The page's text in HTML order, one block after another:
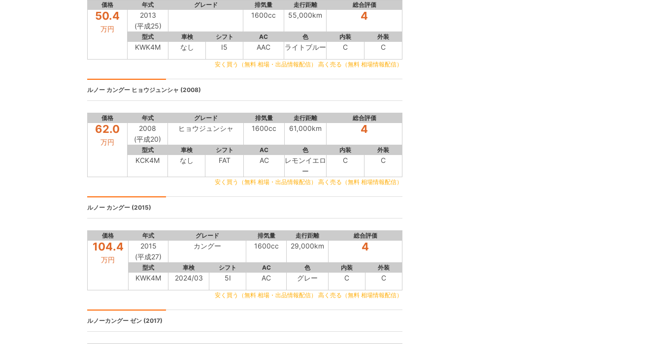
価格 年式 グレード 排気量 走行距離 総合評価
50.4
万円
2013
(平成25)
1600cc 55,000km 4
型式 車検 シフト AC 色 内装 外装
KWK4M なし I5 AAC ライトブルー C C
安く買う（無料 相場・出品情報配信） 高く売る（無料 相場情報配信）
ルノー カングー ヒョウジュンシャ (2008)
価格 年式 グレード 排気量 走行距離 総合評価
62.0
万円
2008
(平成20)
ヒョウジュンシャ 1600cc 61,000km 4
型式 車検 シフト AC 色 内装 外装
KCK4M なし FAT AC
レモンイエロ
ー
C C
安く買う（無料 相場・出品情報配信） 高く売る（無料 相場情報配信）
ルノー カングー (2015)
価格 年式 グレード 排気量 走行距離 総合評価
104.4
万円
2015
(平成27)
カングー 1600cc 29,000km 4
型式 車検 シフト AC 色 内装 外装
KWK4M 2024/03 5I AC グレー C C
安く買う（無料 相場・出品情報配信） 高く売る（無料 相場情報配信）
ルノーカングー ゼン (2017)